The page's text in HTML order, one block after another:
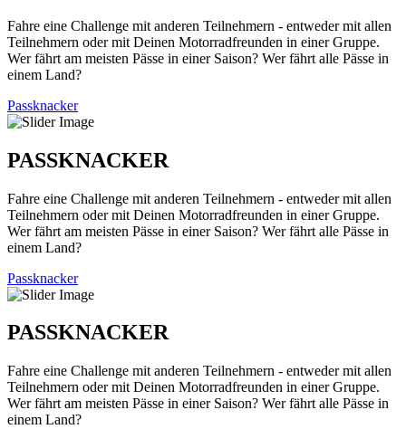
Fahre eine Challenge mit anderen Teilnehmern - entweder mit allen
Teilnehmern oder mit Deinen Motorradfreunden in einer Gruppe.
Wer fährt am meisten Pässe in einer Saison? Wer fährt alle Pässe in
einem Land?
Passknacker
PASSKNACKER
Fahre eine Challenge mit anderen Teilnehmern - entweder mit allen
Teilnehmern oder mit Deinen Motorradfreunden in einer Gruppe.
Wer fährt am meisten Pässe in einer Saison? Wer fährt alle Pässe in
einem Land?
Passknacker
PASSKNACKER
Fahre eine Challenge mit anderen Teilnehmern - entweder mit allen
Teilnehmern oder mit Deinen Motorradfreunden in einer Gruppe.
Wer fährt am meisten Pässe in einer Saison? Wer fährt alle Pässe in
einem Land?